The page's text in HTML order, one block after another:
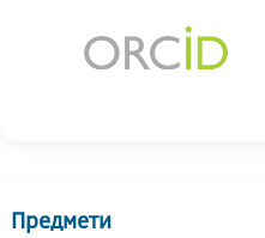
Предмети